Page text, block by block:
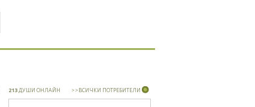
213ДУШИ ОНЛАЙН >>ВСИЧКИ ПОТРЕБИТЕЛИ